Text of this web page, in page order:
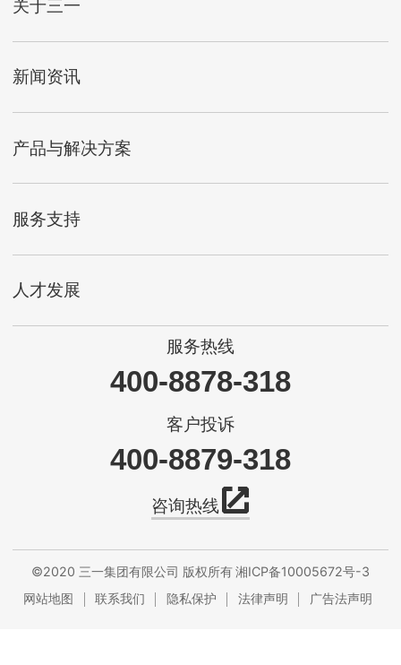
关于三一
新闻资讯
产品与解决方案
服务支持
人才发展
服务热线
400-8878-318
客户投诉
400-8879-318
咨询热线
©2020 三一集团有限公司 版权所有湘ICP备10005672号-3
网站地图
联系我们 隐私保护 法律声明 广告法声明